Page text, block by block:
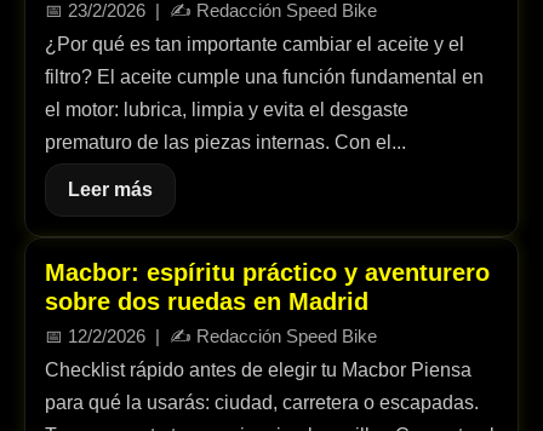
📅 23/2/2026 | ✍️ Redacción Speed Bike
¿Por qué es tan importante cambiar el aceite y el
filtro? El aceite cumple una función fundamental en
el motor: lubrica, limpia y evita el desgaste
prematuro de las piezas internas. Con el...
Leer más
Macbor: espíritu práctico y aventurero
sobre dos ruedas en Madrid
📅 12/2/2026 | ✍️ Redacción Speed Bike
Checklist rápido antes de elegir tu Macbor Piensa
para qué la usarás: ciudad, carretera o escapadas.